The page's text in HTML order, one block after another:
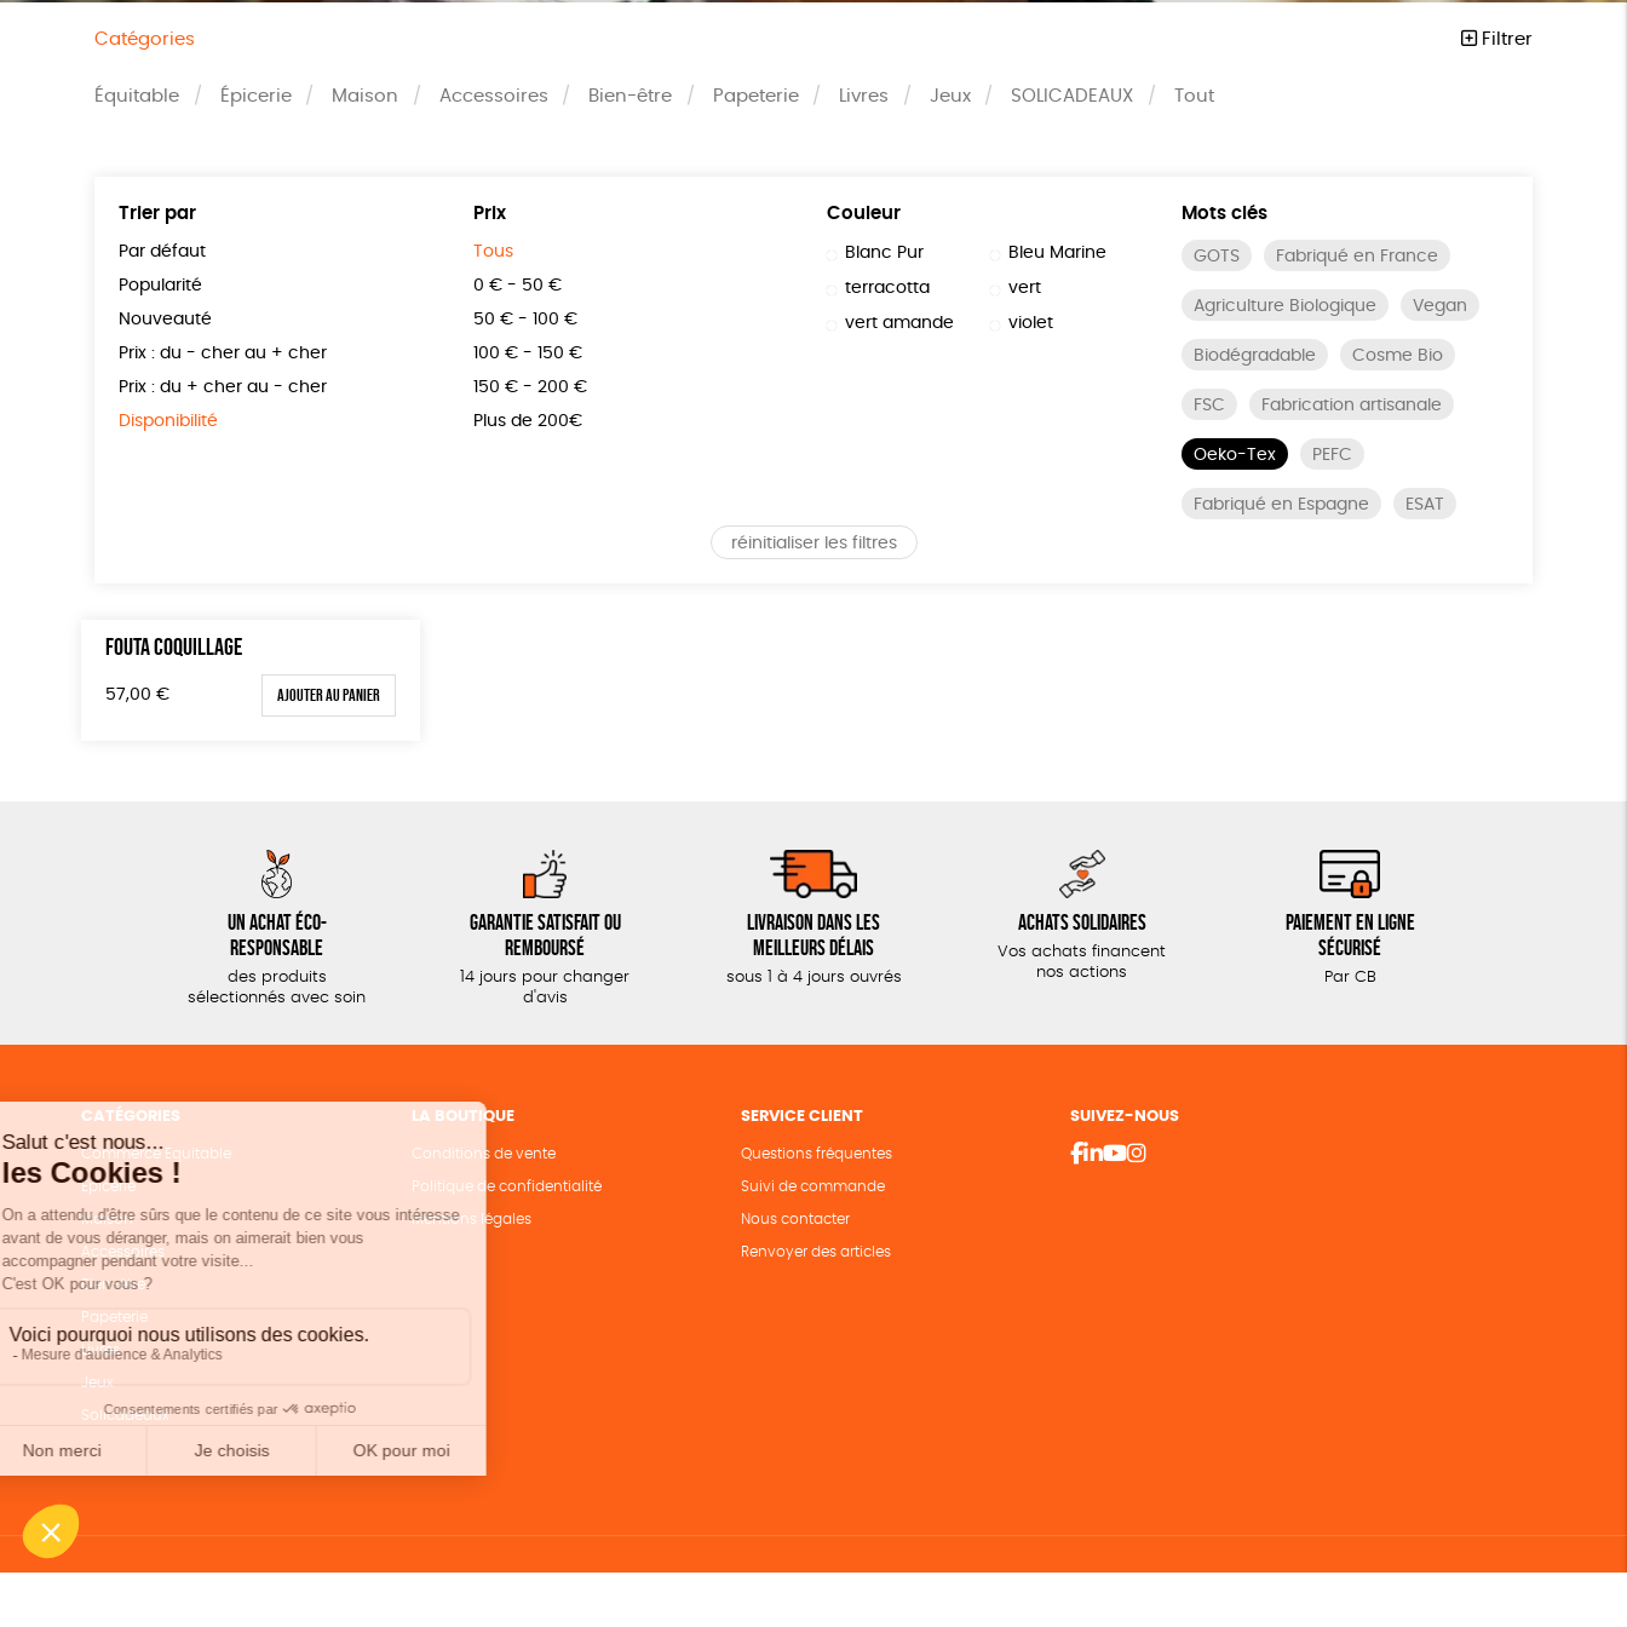
Catégories Filtrer
Équitable Épicerie Maison Accessoires Bien-être Papeterie Livres Jeux SOLICADEAUX Tout
Trier par
Par défaut
Popularité
Nouveauté
Prix : du - cher au + cher
Prix : du + cher au - cher
Disponibilité
Prix
Tous
0 € - 50 €
50 € - 100 €
100 € - 150 €
150 € - 200 €
Plus de 200€
Couleur
Blanc Pur Bleu Marine
terracotta vert
vert amande violet
Mots clés
GOTS Fabriqué en France
Agriculture Biologique Vegan
Biodégradable Cosme Bio
FSC Fabrication artisanale
Oeko-Tex PEFC
Fabriqué en Espagne ESAT
réinitialiser les filtres
FOUTA COQUILLAGE
57,00 € Ajouter au panier
Un achat éco-
responsable
des produits
sélectionnés avec soin
Garantie satisfait ou
remboursé
14 jours pour changer
d'avis
Livraison dans les
meilleurs délais
sous 1 à 4 jours ouvrés
Achats solidaires
Vos achats financent
nos actions
Paiement en ligne
sécurisé
Par CB
CATÉGORIES
Commerce Equitable
Epicerie
Maison
Accessoires
Bien-être
Papeterie
Livres
Jeux
Solicadeaux
LA BOUTIQUE
Conditions de vente
Politique de confidentialité
Mentions légales
SERVICE CLIENT
Questions fréquentes
Suivi de commande
Nous contacter
Renvoyer des articles
SUIVEZ-NOUS